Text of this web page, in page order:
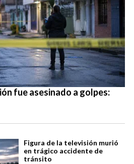
fue asesinado a golpes:
Figura de la televisión murió
en trágico accidente de
tránsito